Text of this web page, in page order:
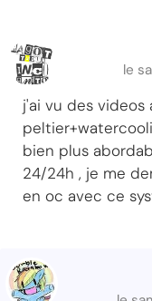
le
j'ai vu des
bien plus
24/24h , je me
en oc avec ce